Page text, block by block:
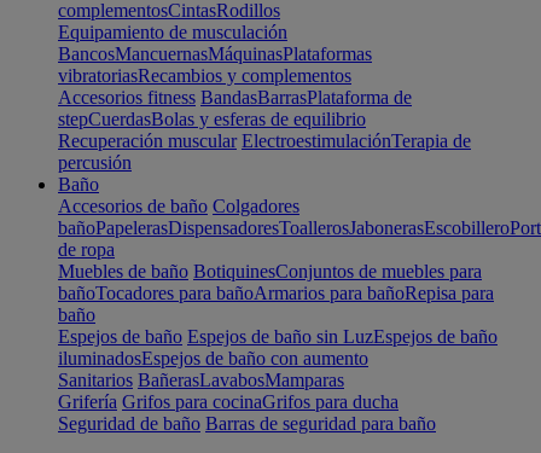
complementosCintasRodillos
Equipamiento de musculación
BancosMancuernasMáquinasPlataformas
vibratoriasRecambios y complementos
Accesorios fitness BandasBarrasPlataforma de
stepCuerdasBolas y esferas de equilibrio
Recuperación muscular ElectroestimulaciónTerapia de
percusión
Baño
Accesorios de baño Colgadores
bañoPapelerasDispensadoresToallerosJabonerasEscobillero
de ropa
Muebles de baño BotiquinesConjuntos de muebles para
bañoTocadores para bañoArmarios para bañoRepisa para
baño
Espejos de baño Espejos de baño sin LuzEspejos de baño
iluminadosEspejos de baño con aumento
Sanitarios BañerasLavabosMamparas
Grifería Grifos para cocinaGrifos para ducha
Seguridad de baño Barras de seguridad para baño